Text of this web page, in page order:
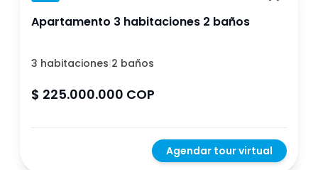
Apartamento 3 habitaciones 2 baños
3 habitaciones|2 baños
$ 225.000.000 COP
Agendar tour virtual